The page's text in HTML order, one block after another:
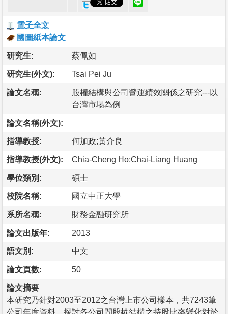
電子全文
國圖紙本論文
研究生: 蔡佩如
研究生(外文): Tsai Pei Ju
論文名稱:
股權結構與公司營運績效關係之研究---以
台灣市場為例
論文名稱(外文):
指導教授: 何加政;黃介良
指導教授(外文): Chia-Cheng Ho;Chai-Liang Huang
學位類別: 碩士
校院名稱: 國立中正大學
系所名稱: 財務金融研究所
論文出版年: 2013
語文別: 中文
論文頁數: 50
論文摘要
本研究乃針對2003至2012之台灣上市公司樣本，共7243筆
公司年度資料，探討各公司間股權結構之持股比率變化對於